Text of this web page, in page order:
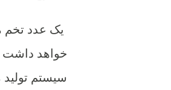
یک عدد تخم
خواهد داشت
سیستم